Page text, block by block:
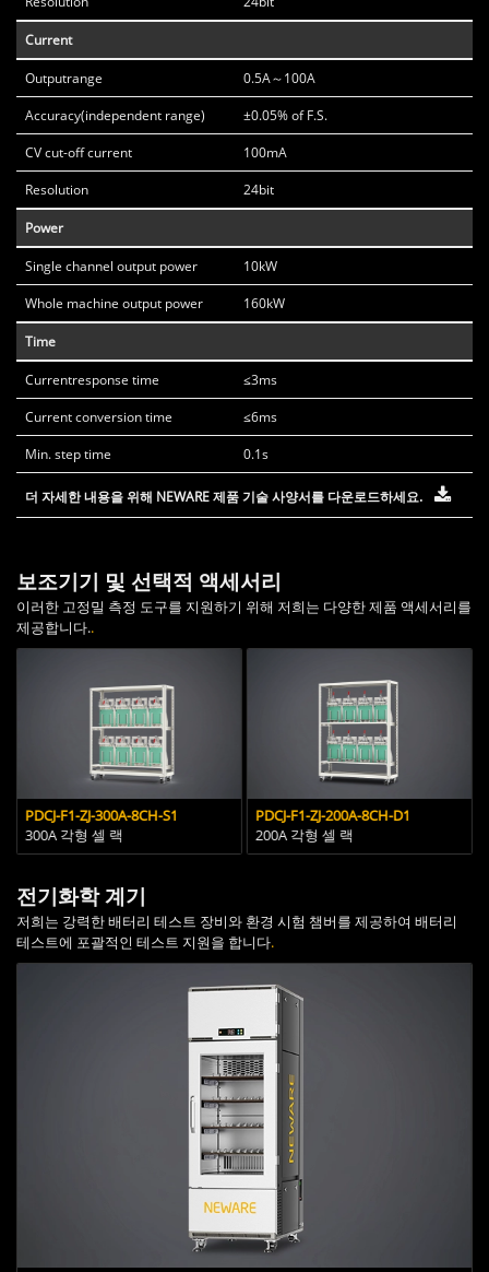
Current
Outputrange
0.5A～100A
Accuracy(independent range)
±0.05% of F.S.
CV cut-off current
100mA
Resolution
24bit
Power
Single channel output power
10kW
Whole machine output power
160kW
Time
Currentresponse time
≤3ms
Current conversion time
≤6ms
Min. step time
0.1s
더 자세한 내용을 위해 NEWARE 제품 기술 사양서를 다운로드하세요.
보조기기 및 선택적 액세서리
이러한 고정밀 측정 도구를 지원하기 위해 저희는 다양한 제품 액세서리를
제공합니다..
PDCJ-F1-ZJ-300A-8CH-S1
300A 각형 셀 랙
PDCJ-F1-ZJ-200A-8CH-D1
200A 각형 셀 랙
전기화학 계기
저희는 강력한 배터리 테스트 장비와 환경 시험 챔버를 제공하여 배터리
테스트에 포괄적인 테스트 지원을 합니다.